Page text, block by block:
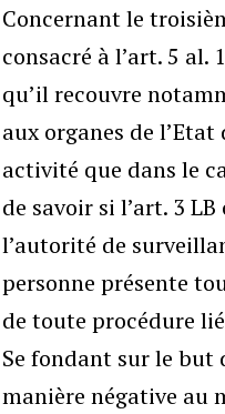
Concernant le
consacré à l’art. 5 al.
qu’il recouvre
aux organes de
activité que dans le
de savoir si l’art. 3
l’autorité de
personne présente
de toute procédure
Se fondant sur le but
manière négative au